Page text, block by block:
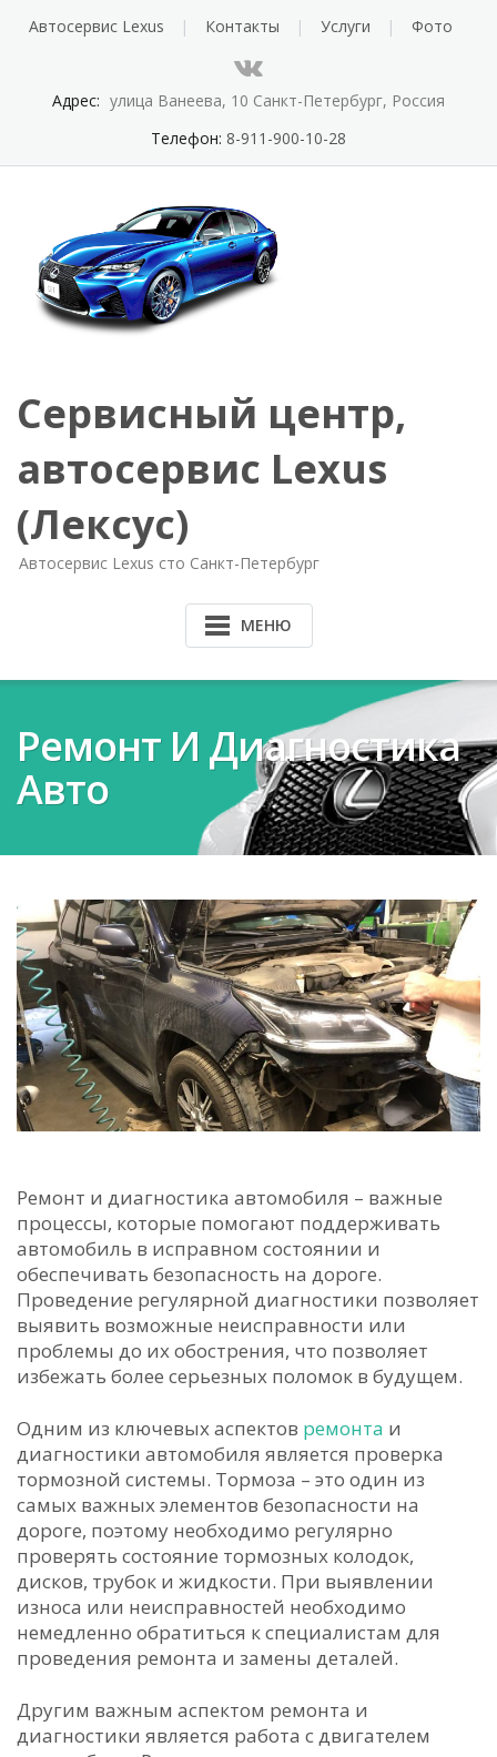
Автосервис Lexus Контакты Услуги Фото
Адрес: улица Ванеева, 10 Санкт-Петербург, Россия
Телефон: 8-911-900-10-28
Сервисный центр,
автосервис Lexus
(Лексус)
Автосервис Lexus сто Санкт-Петербург
МЕНЮ
Ремонт И Диагностика
Авто
Ремонт и диагностика автомобиля – важные
процессы, которые помогают поддерживать
автомобиль в исправном состоянии и
обеспечивать безопасность на дороге.
Проведение регулярной диагностики позволяет
выявить возможные неисправности или
проблемы до их обострения, что позволяет
избежать более серьезных поломок в будущем.
Одним из ключевых аспектов ремонта и
диагностики автомобиля является проверка
тормозной системы. Тормоза – это один из
самых важных элементов безопасности на
дороге, поэтому необходимо регулярно
проверять состояние тормозных колодок,
дисков, трубок и жидкости. При выявлении
износа или неисправностей необходимо
немедленно обратиться к специалистам для
проведения ремонта и замены деталей.
Другим важным аспектом ремонта и
диагностики является работа с двигателем